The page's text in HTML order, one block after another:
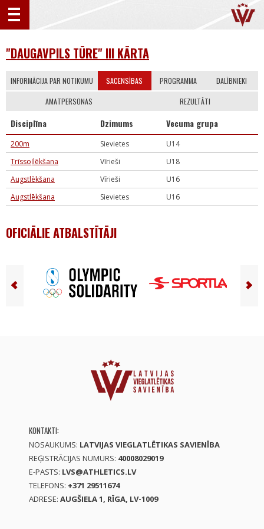
"DAUGAVPILS TŪRE" III KĀRTA
INFORMĀCIJA PAR NOTIKUMU SACENSĪBAS PROGRAMMA DALĪBNIEKI
AMATPERSONAS REZULTĀTI
Disciplīna Dzimums Vecuma grupa
200m Sievietes
U14
Trīssoļlēkšana
Vīrieši
U18
Augstlēkšana
Vīrieši
U16
Augstlēkšana
Sievietes U16
OFICIĀLIE ATBALSTĪTĀJI
KONTAKTI:
NOSAUKUMS: LATVIJAS VIEGLATLĒTIKAS SAVIENĪBA
REĢISTRĀCIJAS NUMURS: 40008029019
E-PASTS: LVS@ATHLETICS.LV
TELEFONS: +371 29511674
ADRESE: AUGŠIELA 1, RĪGA, LV-1009